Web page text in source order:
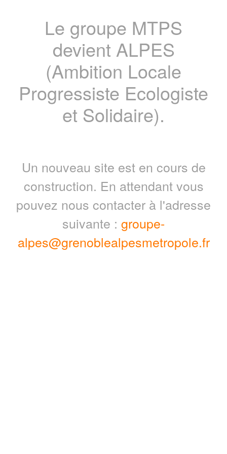
Le groupe MTPS
devient ALPES
(Ambition Locale
Progressiste Ecologiste
et Solidaire).
Un nouveau site est en cours de
construction. En attendant vous
pouvez nous contacter à l'adresse
suivante : groupe-
alpes@grenoblealpesmetropole.fr